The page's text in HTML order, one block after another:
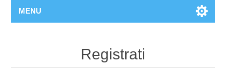
MENU
Registrati